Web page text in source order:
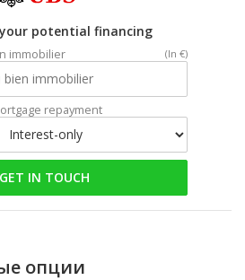
potential financing
immobilier (In €)
repayment
GET IN TOUCH
опции